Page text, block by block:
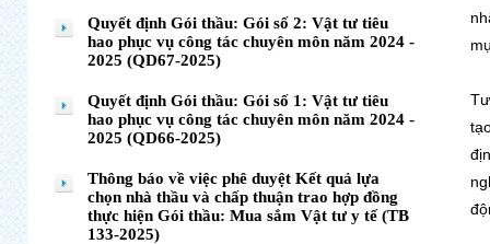
Quyết định Gói thầu: Gói số 2: Vật tư tiêu
hao phục vụ công tác chuyên môn năm 2024 -
2025 (QD67-2025)
Quyết định Gói thầu: Gói số 1: Vật tư tiêu
hao phục vụ công tác chuyên môn năm 2024 -
2025 (QD66-2025)
Thông báo về việc phê duyệt Kết quả lựa
chọn nhà thầu và chấp thuận trao hợp đồng
thực hiện Gói thầu: Mua sắm Vật tư y tế (TB
133-2025)